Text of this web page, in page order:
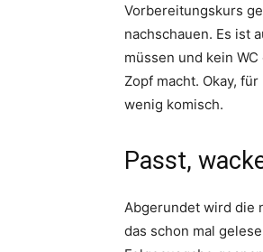
Vorbereitungskurs
nachschauen. Es ist
müssen und kein
Zopf macht. Okay,
wenig komisch.
Passt,
Abgerundet wird die
das schon mal